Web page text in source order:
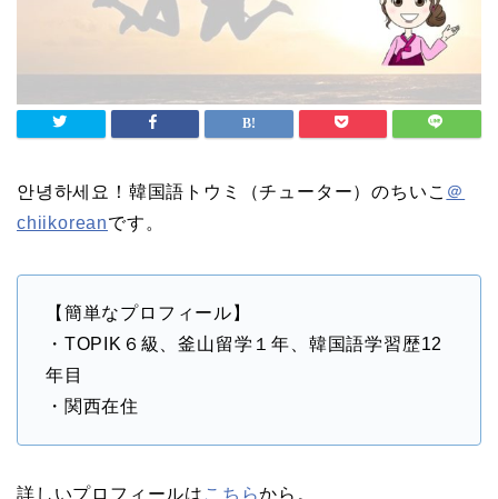
안녕하세요！韓国語トウミ（チューター）のちいこ ＠
chiikoreanです。
【簡単なプロフィール】
・TOPIK６級、釜山留学１年、韓国語学習歴12
年目
・関西在住
詳しいプロフィールは こちらから。